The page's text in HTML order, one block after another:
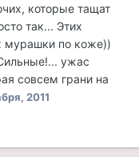
которые тащат
так... Этих
мурашки по коже))
ужас
совсем грани на
2011